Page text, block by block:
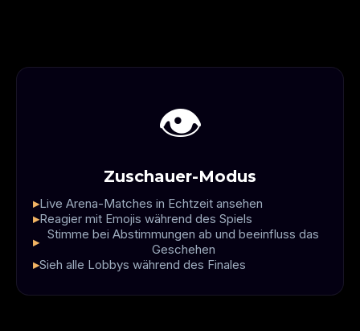
👁️
Zuschauer-Modus
Live Arena-Matches in Echtzeit ansehen
Reagier mit Emojis während des Spiels
Stimme bei Abstimmungen ab und beeinfluss das
Geschehen
Sieh alle Lobbys während des Finales